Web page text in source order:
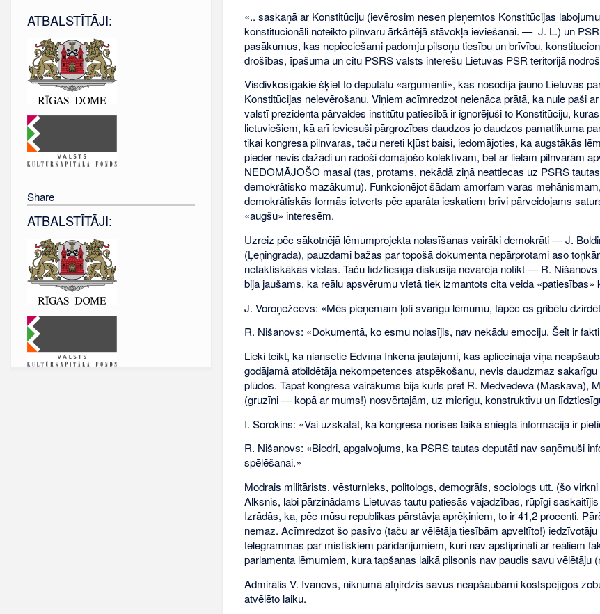
«.. saskaņā ar Konstitūciju (ievērosim nesen pieņemtos Konstitūcijas
konstitucionāli noteikto pilnvaru ārkārtējā stāvokļa ieviešanai. — J. L.) un
pasākumus, kas nepieciešami padomju pilsoņu tiesību un brīvību,
drošības, īpašuma un citu PSRS valsts interešu Lietuvas PSR teritorijā
Visdivkosīgākie šķiet to deputātu «argumenti», kas nosodīja jauno Lietuvas
Konstitūcijas neievērošanu. Viņiem acīmredzot neienāca prātā, ka nule paši
valstī prezidenta pārvaldes institūtu patiesībā ir ignorējuši to Konstitūciju,
lietuviešiem, kā arī ieviesuši pārgrozības daudzos jo daudzos pamatlikuma
tikai kongresa pilnvaras, taču nereti kļūst baisi, iedomājoties, ka augstākās
pieder nevis dažādi un radoši domājošo kolektīvam, bet ar lielām pilnvarām
NEDOMĀJOŠO masai (tas, protams, nekādā ziņā neattiecas uz PSRS
demokrātisko mazākumu). Funkcionējot šādam amorfam varas
demokrātiskās formās ietverts pēc aparāta ieskatiem brīvi pārveidojams
«augšu» interesēm.
Uzreiz pēc sākotnējā lēmumprojekta nolasīšanas vairāki demokrāti — J.
(Ļeņingrada), pauzdami bažas par topošā dokumenta nepārprotami aso
netaktiskākās vietas. Taču līdztiesīga diskusija nevarēja notikt — R.
bija jaušams, ka reālu apsvērumu vietā tiek izmantots cita veida
J. Voroņežcevs: «Mēs pieņemam ļoti svarīgu lēmumu, tāpēc es gribētu
R. Nišanovs: «Dokumentā, ko esmu nolasījis, nav nekādu emociju. Šeit ir
Lieki teikt, ka niansētie Edvīna Inkēna jautājumi, kas apliecināja viņa
godājamā atbildētāja nekompetences atspēkošanu, nevis daudzmaz
plūdos. Tāpat kongresa vairākums bija kurls pret R. Medvedeva (Maskava),
(gruzīni — kopā ar mums!) nosvērtajām, uz mierīgu, konstruktīvu un
I. Sorokins: «Vai uzskatāt, ka kongresa norises laikā sniegtā informācija ir
R. Nišanovs: «Biedri, apgalvojums, ka PSRS tautas deputāti nav saņēmuši
spēlēšanai.»
Modrais militārists, vēsturnieks, politologs, demogrāfs, sociologs utt. (šo
Alksnis, labi pārzinādams Lietuvas tautu patiesās vajadzības, rūpīgi
Izrādās, ka, pēc mūsu republikas pārstāvja aprēķiniem, to ir 41,2 procenti.
nemaz. Acīmredzot šo pasīvo (taču ar vēlētāja tiesībām apveltīto!)
telegrammas par mistiskiem pāridarījumiem, kuri nav apstiprināti ar reāliem
parlamenta lēmumiem, kura tapšanas laikā pilsonis nav paudis savu vēlētāju
Admirālis V. Ivanovs, niknumā atņirdzis savus neapšaubāmi kostspējīgos
atvēlēto laiku.
ATBALSTĪTĀJI:
Share
ATBALSTĪTĀJI: